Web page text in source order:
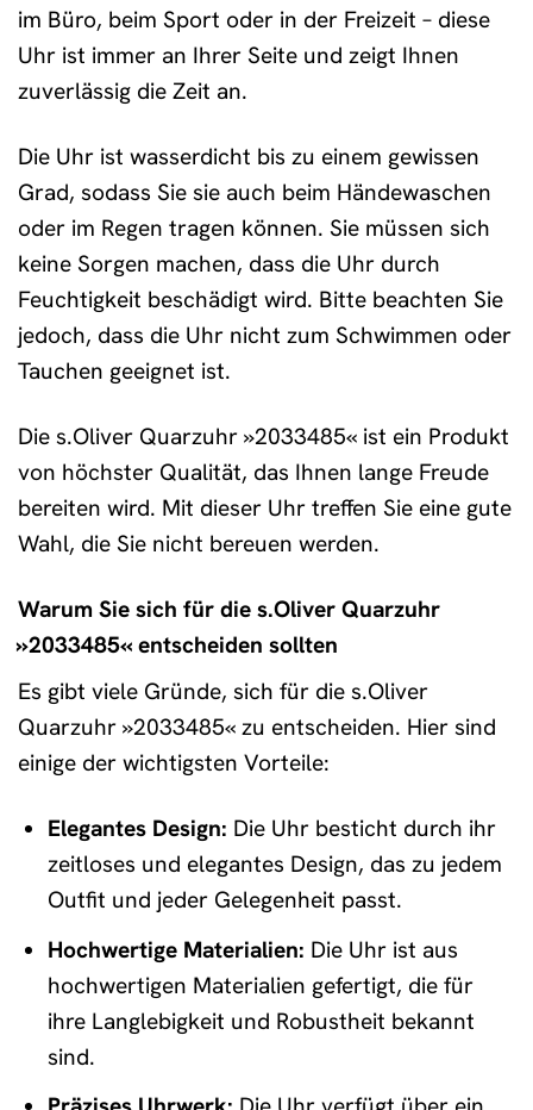
im Büro, beim Sport oder in der Freizeit – diese
Uhr ist immer an Ihrer Seite und zeigt Ihnen
zuverlässig die Zeit an.
Die Uhr ist wasserdicht bis zu einem gewissen
Grad, sodass Sie sie auch beim Händewaschen
oder im Regen tragen können. Sie müssen sich
keine Sorgen machen, dass die Uhr durch
Feuchtigkeit beschädigt wird. Bitte beachten Sie
jedoch, dass die Uhr nicht zum Schwimmen oder
Tauchen geeignet ist.
Die s.Oliver Quarzuhr »2033485« ist ein Produkt
von höchster Qualität, das Ihnen lange Freude
bereiten wird. Mit dieser Uhr treffen Sie eine gute
Wahl, die Sie nicht bereuen werden.
Warum Sie sich für die s.Oliver Quarzuhr
»2033485« entscheiden sollten
Es gibt viele Gründe, sich für die s.Oliver
Quarzuhr »2033485« zu entscheiden. Hier sind
einige der wichtigsten Vorteile:
Elegantes Design: Die Uhr besticht durch ihr
zeitloses und elegantes Design, das zu jedem
Outfit und jeder Gelegenheit passt.
Hochwertige Materialien: Die Uhr ist aus
hochwertigen Materialien gefertigt, die für
ihre Langlebigkeit und Robustheit bekannt
sind.